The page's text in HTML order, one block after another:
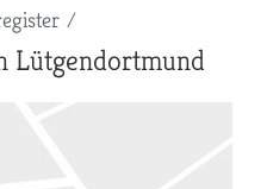
Lütgendortmund